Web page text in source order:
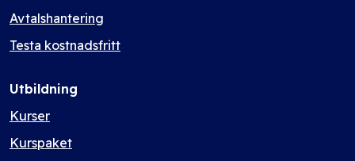
Avtalshantering
Testa kostnadsfritt
Utbildning
Kurser
Kurspaket